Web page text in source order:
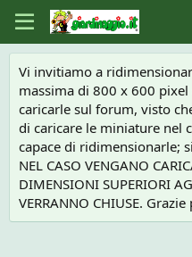
Vi invitiamo a
massima di 800 x 600
caricarle sul forum, visto
di caricare le miniature nel
capace di ridimensionarle;
NEL CASO VENGANO
DIMENSIONI SUPERIORI
VERRANNO CHIUSE.